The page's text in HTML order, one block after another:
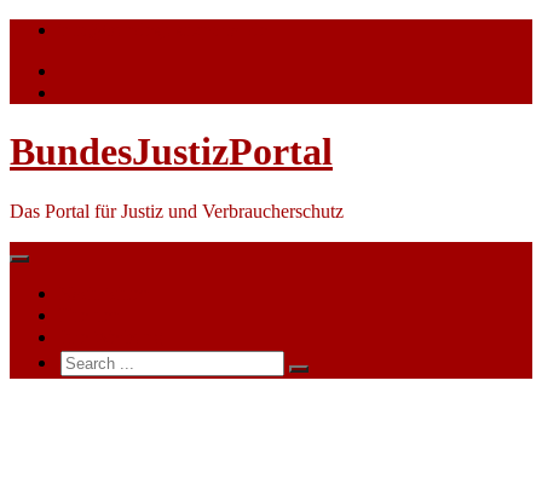
Skip
content
BundesJustizPortal
Das Portal für Justiz und Verbraucherschutz
Search
for: